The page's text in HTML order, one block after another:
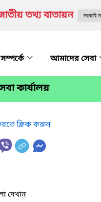
তথ্য বাতায়ন
আমাদের সেবা
কার্যালয়
ক্লিক করুন
দেখান